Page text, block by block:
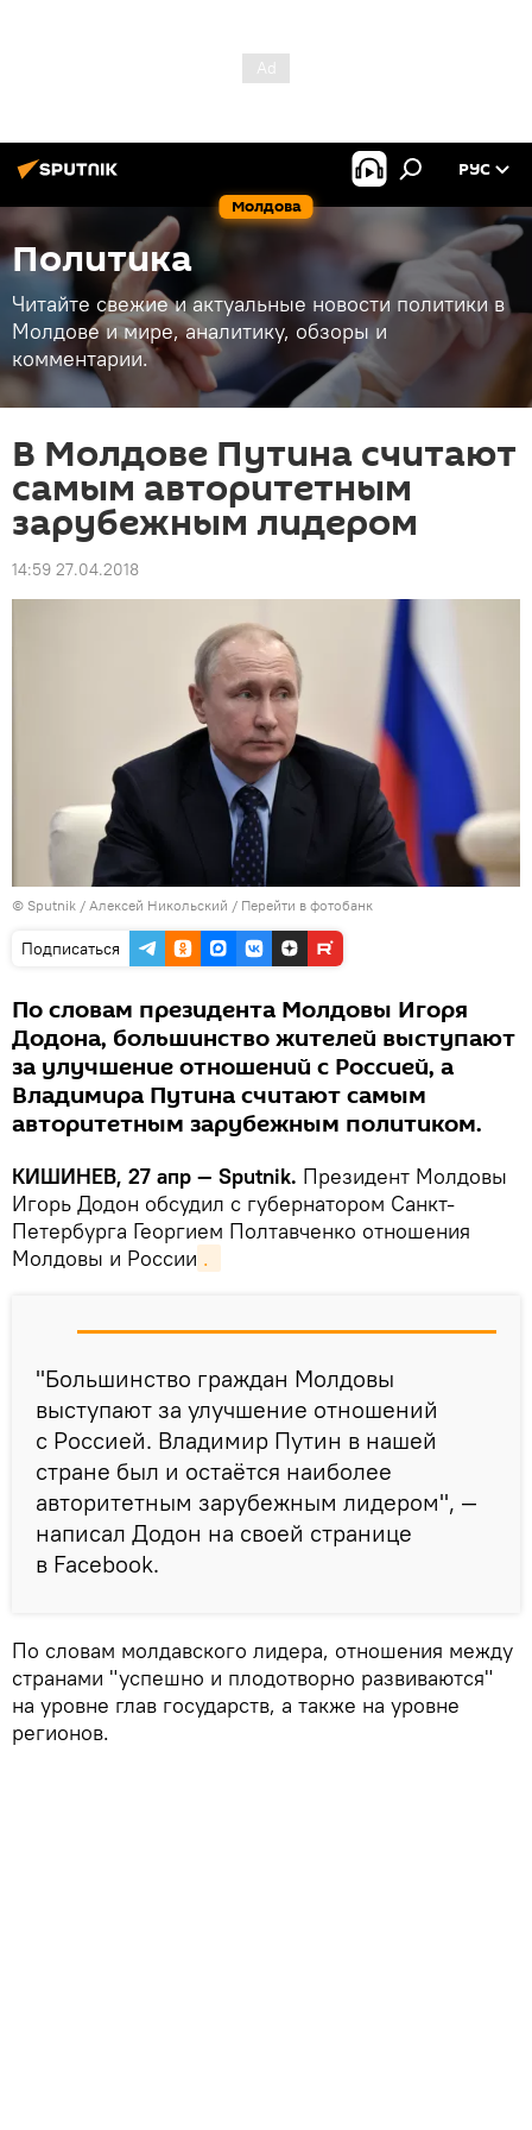
Молдова
РУС
Политика
Читайте свежие и актуальные новости политики в
Молдове и мире, аналитику, обзоры и
комментарии.
В Молдове Путина считают
самым авторитетным
зарубежным лидером
14:59 27.04.2018
© Sputnik / Алексей Никольский / Перейти в фотобанк
Подписаться
По словам президента Молдовы Игоря
Додона, большинство жителей выступают
за улучшение отношений с Россией, а
Владимира Путина считают самым
авторитетным зарубежным политиком.
КИШИНЕВ, 27 апр — Sputnik. Президент Молдовы
Игорь Додон обсудил с губернатором Санкт-
Петербурга Георгием Полтавченко отношения
Молдовы и России .
"Большинство граждан Молдовы
выступают за улучшение отношений
с Россией. Владимир Путин в нашей
стране был и остаётся наиболее
авторитетным зарубежным лидером", —
написал Додон на своей странице
в Facebook.
По словам молдавского лидера, отношения между
странами "успешно и плодотворно развиваются"
на уровне глав государств, а также на уровне
регионов.